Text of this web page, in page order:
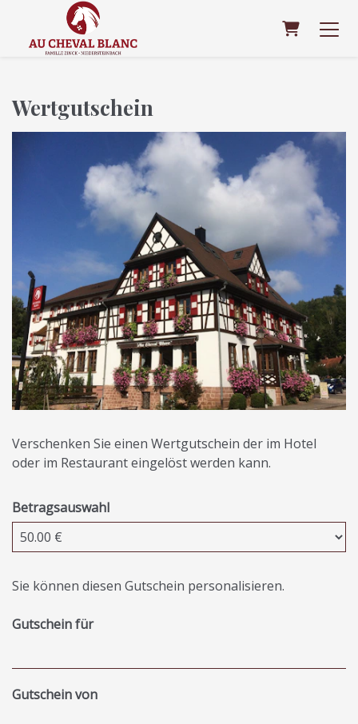
Wertgutschein
Verschenken Sie einen Wertgutschein der im Hotel
oder im Restaurant eingelöst werden kann.
Betragsauswahl
Sie können diesen Gutschein personalisieren.
Gutschein für
Gutschein von